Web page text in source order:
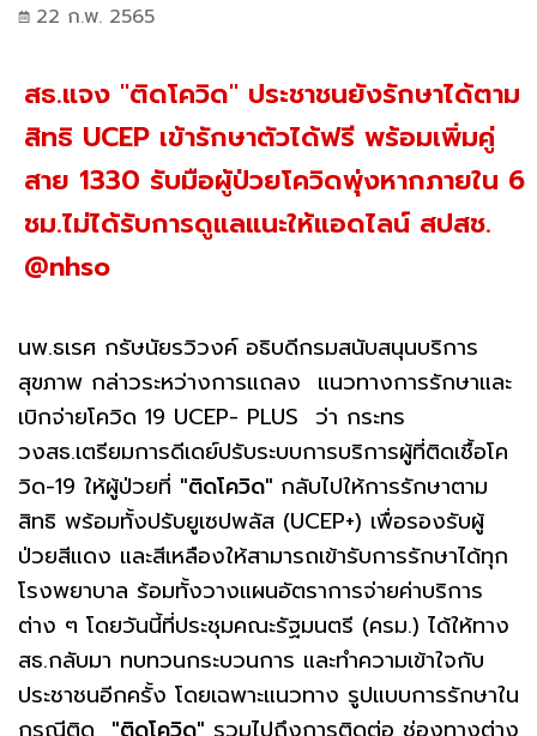
22 ก.พ. 2565
สธ.แจง "ติดโควิด" ประชาชนยังรักษาได้ตาม
สิทธิ UCEP เข้ารักษาตัวได้ฟรี พร้อมเพิ่มคู่
สาย 1330 รับมือผู้ป่วยโควิดพุ่งหากภายใน 6
ชม.ไม่ได้รับการดูแลแนะให้แอดไลน์ สปสช.
@nhso
นพ.ธเรศ กรัษนัยรวิวงค์ อธิบดีกรมสนับสนุนบริการ
สุขภาพ กล่าวระหว่างการแถลง แนวทางการรักษาและ
เบิกจ่ายโควิด 19 UCEP- PLUS ว่า กระทร
วงสธ.เตรียมการดีเดย์ปรับระบบการบริการผู้ที่ติดเชื้อโค
วิด-19 ให้ผู้ป่วยที่ "ติดโควิด" กลับไปให้การรักษาตาม
สิทธิ พร้อมทั้งปรับยูเซปพลัส (UCEP+) เพื่อรองรับผู้
ป่วยสีแดง และสีเหลืองให้สามารถเข้ารับการรักษาได้ทุก
โรงพยาบาล ร้อมทั้งวางแผนอัตราการจ่ายค่าบริการ
ต่าง ๆ โดยวันนี้ที่ประชุมคณะรัฐมนตรี (ครม.) ได้ให้ทาง
สธ.กลับมา ทบทวนกระบวนการ และทำความเข้าใจกับ
ประชาชนอีกครั้ง โดยเฉพาะแนวทาง รูปแบบการรักษาใน